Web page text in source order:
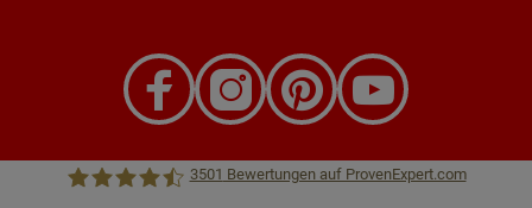
3501 Bewertungen auf ProvenExpert.com